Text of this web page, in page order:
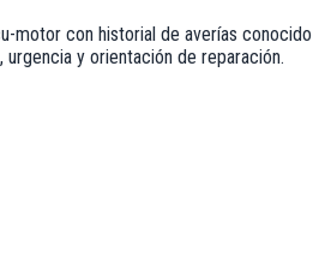
motor con historial de averías conocido
urgencia y orientación de reparación.